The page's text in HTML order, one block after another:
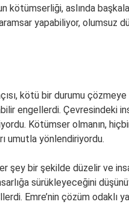
kötümserliği, aslında
yapabiliyor, olumsuz
kötü bir durumu çözmeye
engellerdi. Çevresindeki
Kötümser olmanın,
umutla yönlendiriyordu.
şey bir şekilde düzelir ve
sürükleyeceğini
Emre’nin çözüm odaklı